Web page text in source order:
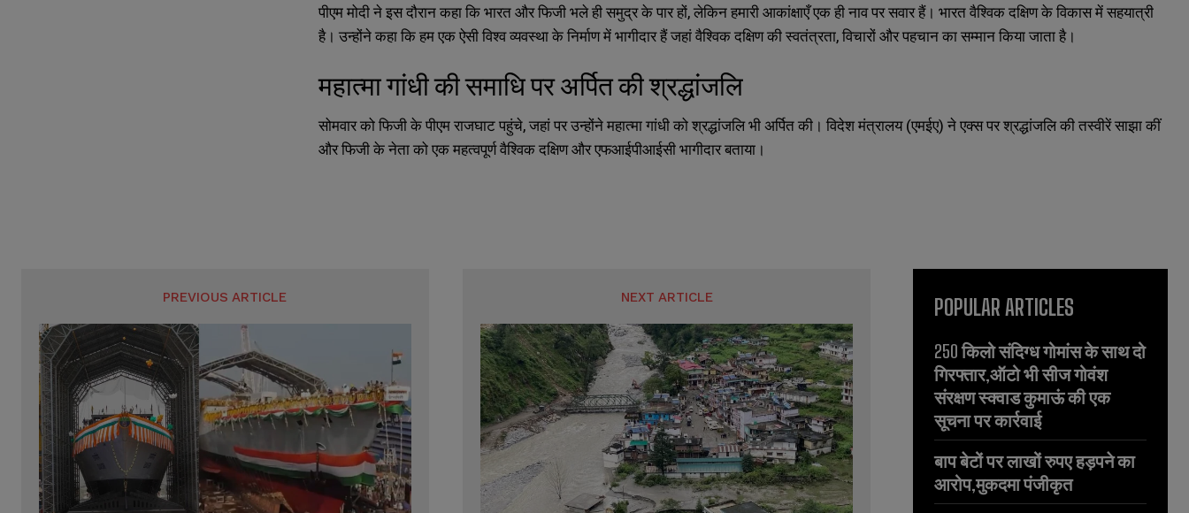
पीएम मोदी ने इस दौरान कहा कि भारत और फिजी भले ही समुद्र के पार हों,लेकिन हमारी आकांक्षाएँ एक ही नाव पर सवार हैं। भारत वैश्विक दक्षिण के विकास में सहयात्री
है। उन्होंने कहा कि हम एक ऐसी विश्व व्यवस्था के निर्माण में भागीदार हैं जहां वैश्विक दक्षिण की स्वतंत्रता,विचारों और पहचान का सम्मान किया जाता है।
महात्मा गांधी की समाधि पर अर्पित की श्रद्धांजलि
सोमवार को फिजी के पीएम राजघाट पहुंचे,जहां पर उन्होंने महात्मा गांधी को श्रद्धांजलि भी अर्पित की। विदेश मंत्रालय (एमईए) ने एक्स पर श्रद्धांजलि की तस्वीरें साझा कीं
और फिजी के नेता को एक महत्वपूर्ण वैश्विक दक्षिण और एफआईपीआईसी भागीदार बताया।
PREVIOUS ARTICLE NEXT ARTICLE POPULAR ARTICLES
250 किलो संदिग्ध गोमांस के साथ दो
गिरफ्तार,ऑटो भी सीज गोवंश
संरक्षण स्क्वाड कुमाऊं की एक
सूचना पर कार्रवाई
बाप बेटों पर लाखों रुपए हड़पने का
आरोप,मुकदमा पंजीकृत